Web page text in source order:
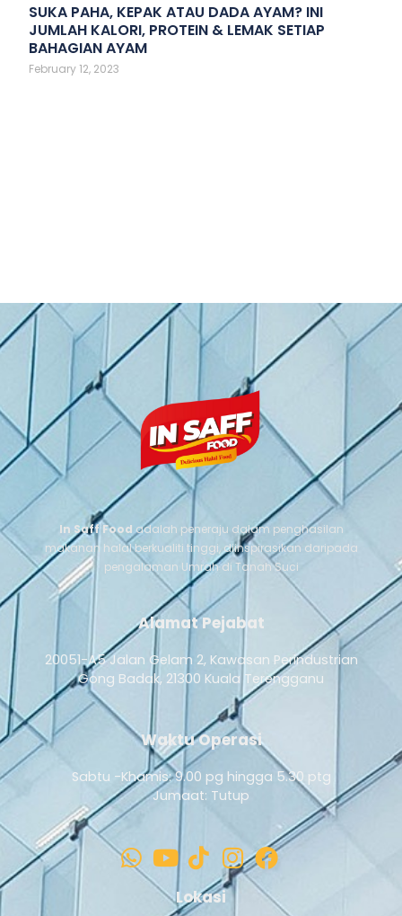
SUKA PAHA, KEPAK ATAU DADA AYAM? INI
JUMLAH KALORI, PROTEIN & LEMAK SETIAP
BAHAGIAN AYAM
February 12, 2023
In Saff Food adalah peneraju dalam penghasilan
makanan halal berkualiti tinggi, diinspirasikan daripada
pengalaman Umrah di Tanah Suci
Alamat Pejabat
20051-A5 Jalan Gelam 2, Kawasan Perindustrian
Gong Badak, 21300 Kuala Terengganu
Waktu Operasi
Sabtu -Khamis: 9.00 pg hingga 5.30 ptg
Jumaat: Tutup
Lokasi